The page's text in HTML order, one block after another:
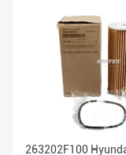
263202F100